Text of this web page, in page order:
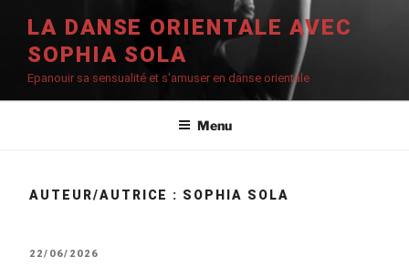
contenu
principal
LA DANSE ORIENTALE AVEC
SOPHIA SOLA
Epanouir sa sensualité et s'amuser en danse orientale
Menu
AUTEUR/AUTRICE : SOPHIA SOLA
PUBLIÉ
22/06/2026